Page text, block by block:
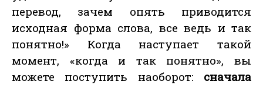
перевод, зачем опять приводится
исходная форма слова, все ведь и так
понятно!» Когда наступает такой
момент, «когда и так понятно», вы
можете поступить наоборот: сначала